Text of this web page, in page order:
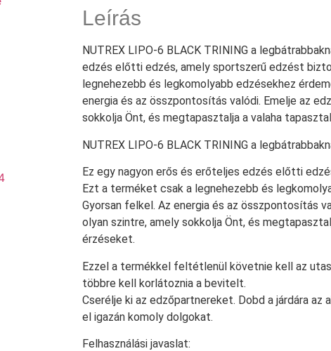
Leírás
NUTREX LIPO-6 BLACK TRINING a
edzés előtti edzés, amely sportszerű edzést
legnehezebb és legkomolyabb edzésekhez
energia és az összpontosítás valódi. Emelje az
sokkolja Önt, és megtapasztalja a valaha
NUTREX LIPO-6 BLACK TRINING a
Ez egy nagyon erős és erőteljes edzés előtti
Ezt a terméket csak a legnehezebb és
Gyorsan felkel. Az energia és az összpontosítás
olyan szintre, amely sokkolja Önt, és
érzéseket.
Ezzel a termékkel feltétlenül követnie kell az
többre kell korlátoznia a bevitelt.
Cserélje ki az edzőpartnereket. Dobd a járdára
el igazán komoly dolgokat.
Felhasználási javaslat: